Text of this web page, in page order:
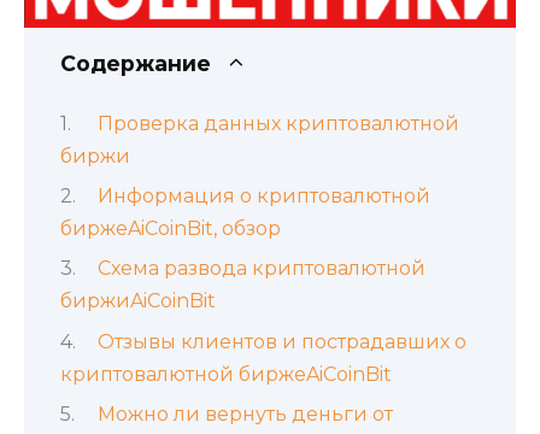
Содержание
Проверка данных криптовалютной
биржи
Информация о криптовалютной
биржеAiCoinBit, обзор
Схема развода криптовалютной
биржиAiCoinBit
Отзывы клиентов и пострадавших о
криптовалютной биржеAiCoinBit
Можно ли вернуть деньги от